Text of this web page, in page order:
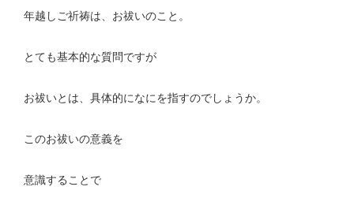
年越しご祈祷は、お祓いのこと。
とても基本的な質問ですが
お祓いとは、具体的になにを指すのでしょうか。
このお祓いの意義を
意識することで